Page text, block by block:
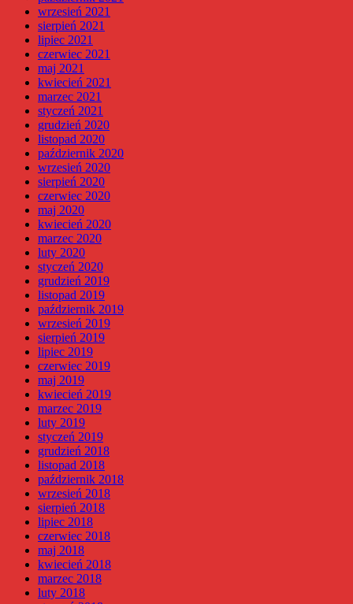
wrzesień 2021
sierpień 2021
lipiec 2021
czerwiec 2021
maj 2021
kwiecień 2021
marzec 2021
styczeń 2021
grudzień 2020
listopad 2020
październik 2020
wrzesień 2020
sierpień 2020
czerwiec 2020
maj 2020
kwiecień 2020
marzec 2020
luty 2020
styczeń 2020
grudzień 2019
listopad 2019
październik 2019
wrzesień 2019
sierpień 2019
lipiec 2019
czerwiec 2019
maj 2019
kwiecień 2019
marzec 2019
luty 2019
styczeń 2019
grudzień 2018
listopad 2018
październik 2018
wrzesień 2018
sierpień 2018
lipiec 2018
czerwiec 2018
maj 2018
kwiecień 2018
marzec 2018
luty 2018